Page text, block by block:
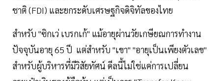
ชาติ (FDI) และยกระดับเศรษฐกิจดิจิทัลของไทย
สำหรับ "ซิกเว่ เบรกเก้" แม้อายุผ่านวัยเกษียณการทำงาน
ปัจจุบันอายุ 65 ปี แต่สำหรับ "เขา" "อายุเป็นเพียงตัวเลข"
สำหรับผู้บริหารที่มีวิสัยทัศน์ ดีลนี้ไม่ใช่แค่การเปลี่ยน